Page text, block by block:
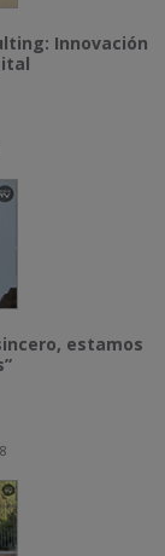
Innovación
estamos